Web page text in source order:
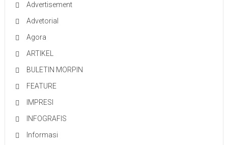
Advertisement
Advetorial
Agora
ARTIKEL
BULETIN MORPIN
FEATURE
IMPRESI
INFOGRAFIS
Informasi